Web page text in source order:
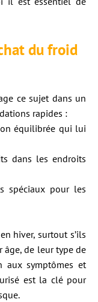
du froid
ce sujet dans un
rapides :
équilibrée qui lui
dans les endroits
spéciaux pour les
hiver, surtout s’ils
de leur type de
aux symptômes et
est la clé pour